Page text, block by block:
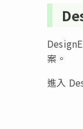
案。
進入